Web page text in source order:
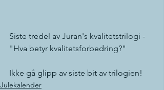
Siste tredel av Juran's kvalitetstrilogi -
"Hva betyr kvalitetsforbedring?"
Ikke gå glipp av siste bit av trilogien!
Julekalender